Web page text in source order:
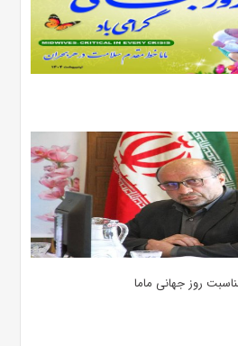
روز جهانی ماما